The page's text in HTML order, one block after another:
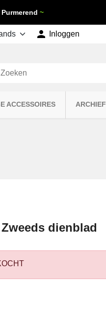
~
 Inloggen
ACCESSOIRES ARCHIEF
dienblad